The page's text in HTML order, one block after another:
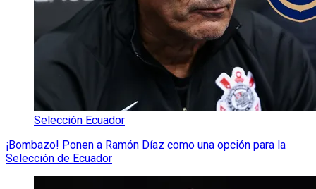
Selección Ecuador
¡Bombazo! Ponen a Ramón Díaz como una opción para la
Selección de Ecuador